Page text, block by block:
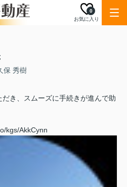
お気に入り
0
保 秀樹
き、スムーズに手続きが進んで助
kgs/AkkCynn